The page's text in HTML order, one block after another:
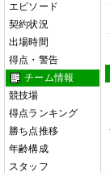
エピソード
契約状況
出場時間
得点・警告
チーム情報
競技場
得点ランキング
勝ち点推移
年齢構成
スタッフ